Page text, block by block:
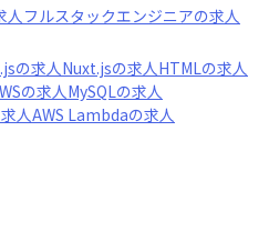
人フルスタックエンジニアの求人
の求人Nuxt.jsの求人HTMLの求人
の求人MySQLの求人
人AWS Lambdaの求人